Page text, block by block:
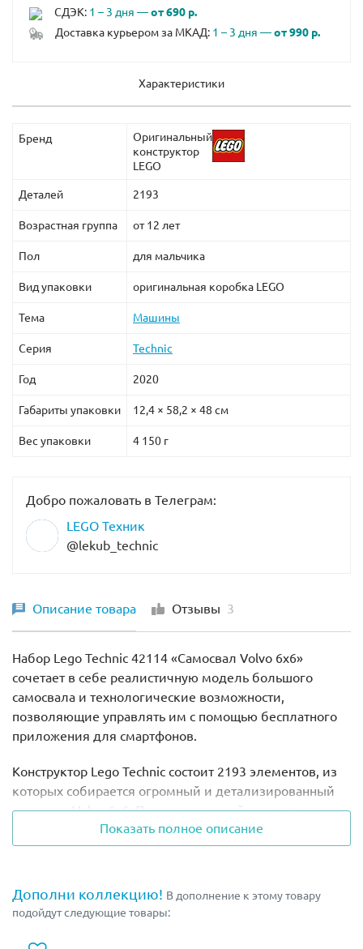
СДЭК: 1 – 3 дня —от 690 р.
Доставка курьером за МКАД: 1 – 3 дня —от 990 р.
Характеристики
Бренд
Оригинальный
конструктор
LEGO
Деталей 2193
Возрастная группа от 12 лет
Пол для мальчика
Вид упаковки оригинальная коробка LEGO
Тема Машины
Серия Technic
Год 2020
Габариты упаковки 12,4 × 58,2 × 48 см
Вес упаковки 4 150 г
Добро пожаловать в Телеграм:
LEGO Техник
@lekub_technic
Описание товара Отзывы 3
Набор Lego Technic 42114 «Самосвал Volvo 6х6»
сочетает в себе реалистичную модель большого
самосвала и технологические возможности,
позволяющие управлять им с помощью бесплатного
приложения для смартфонов.
Конструктор Lego Technic состоит 2193 элементов, из
которых собирается огромный и детализированный
самосвал Volvo 6х6. Помимо внешней схожести со
своим прототипом, модель Лего Техник 42114 может
похвастаться новой системой электроники Control+.
приводится в движение от XL-мотора через коробку
передач с 4-мя скоростями, которая переключается
Показать полное описание
Дополни коллекцию! В дополнение к этому товару
подойдут следующие товары: